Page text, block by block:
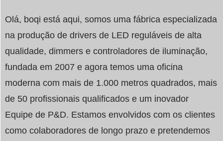
Olá, boqi está aqui, somos uma fábrica especializada
na produção de drivers de LED reguláveis de alta
qualidade, dimmers e controladores de iluminação,
fundada em 2007 e agora temos uma oficina
moderna com mais de 1.000 metros quadrados, mais
de 50 profissionais qualificados e um inovador
Equipe de P&D. Estamos envolvidos com os clientes
como colaboradores de longo prazo e pretendemos